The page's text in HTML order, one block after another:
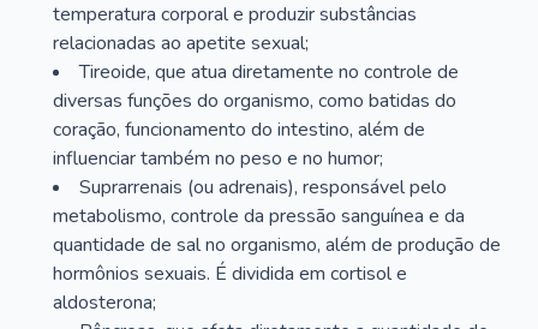
temperatura corporal e produzir substâncias
relacionadas ao apetite sexual;
Tireoide, que atua diretamente no controle de
diversas funções do organismo, como batidas do
coração, funcionamento do intestino, além de
influenciar também no peso e no humor;
Suprarrenais (ou adrenais), responsável pelo
metabolismo, controle da pressão sanguínea e da
quantidade de sal no organismo, além de produção de
hormônios sexuais. É dividida em cortisol e
aldosterona;